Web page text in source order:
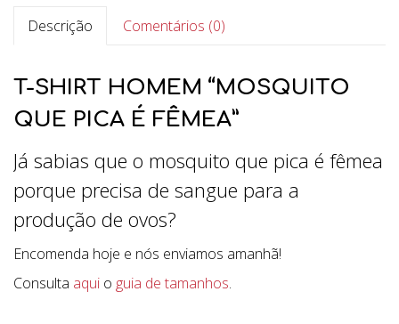
Descrição Comentários (0)
T-SHIRT HOMEM “MOSQUITO
QUE PICA É FÊMEA”
Já sabias que o mosquito que pica é fêmea
porque precisa de sangue para a
produção de ovos?
Encomenda hoje e nós enviamos amanhã!
Consulta aqui o guia de tamanhos.